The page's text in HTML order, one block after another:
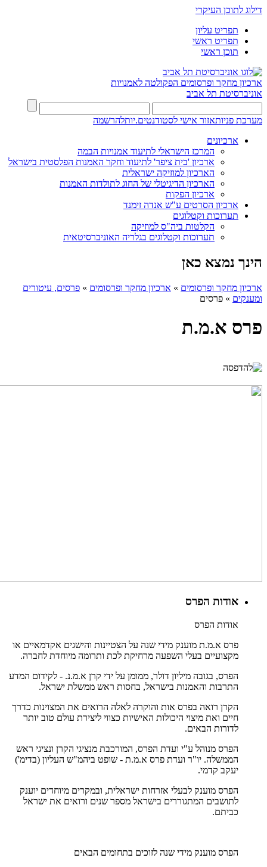
דילוג לתוכן העיקרי
תפריט עליון
תפריט ראשי
תוכן ראשי
ארכיון מחקר ופרסומים הפקולטה לאמנויות
אוניברסיטת תל אביב
מערכת פניותאזור אישי לסטודנטים.יותלהרשמה
ארכיונים
המרכז הישראלי לתיעוד אמנויות הבמה
ארכיון 'בית ציפר' לתיעוד וחקר האמנות הפלסטית בישראל
הארכיון למוזיקה ישראלית
הארכיון הדיגיטלי של החוג לתולדות האמנות
ארכיון הפקות
ארכיון הסרטים ע"ש אנדה זימנד
תערוכות וקטלוגים
הקלטות ביה"ס למוזיקה
תערוכות וקטלוגים בגלריה האוניברסיטאית
הינך נמצא כאן
ארכיון מחקר ופרסומים » ארכיון מחקר ופרסומים » פרסים, עיטורים
ומענקים » פרסים
פרס א.מ.ת
אודות הפרס
אודות הפרס
פרס א.מ.ת מוענק מידי שנה על הצטיינות והישגים אקדמאיים או
מקצועיים בעלי השפעה מרחיקת לכת ותרומה מיוחדת לחברה.
הפרס, בגובה מיליון דולר, ממומן על ידי קרן א.מ.נ. - לקידום המדע
התרבות והאמנות בישראל, בחסות ראש ממשלת ישראל.
הקרן רואה בפרס אות והוקרה לאלה הרואים את המצוינות כדרך
חיים ואת מיצוי היכולות האישיות כצווי ליצירת עולם טוב יותר
לדורות הבאים.
הפרס מנוהל ע"י ועדת הפרס, המורכבת מנציגי הקרן ונציגי ראש
הממשלה. יו"ר ועדת פרס א.מ.ת - שופט ביהמ"ש העליון (בדימ')
יעקב קדמי.
הפרס מוענק לבעלי אזרחות ישראלית, ובמקרים מיוחדים יוענק
לתושבים המתגוררים בישראל מספר שנים ורואים את ישראל
כביתם.
הפרס מוענק מידי שנה לזוכים בתחומים הבאים